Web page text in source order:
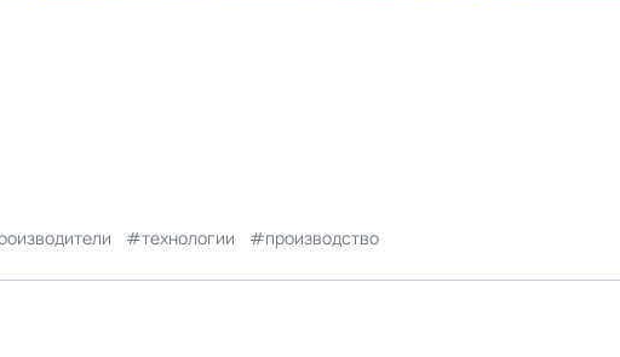
технологии производство